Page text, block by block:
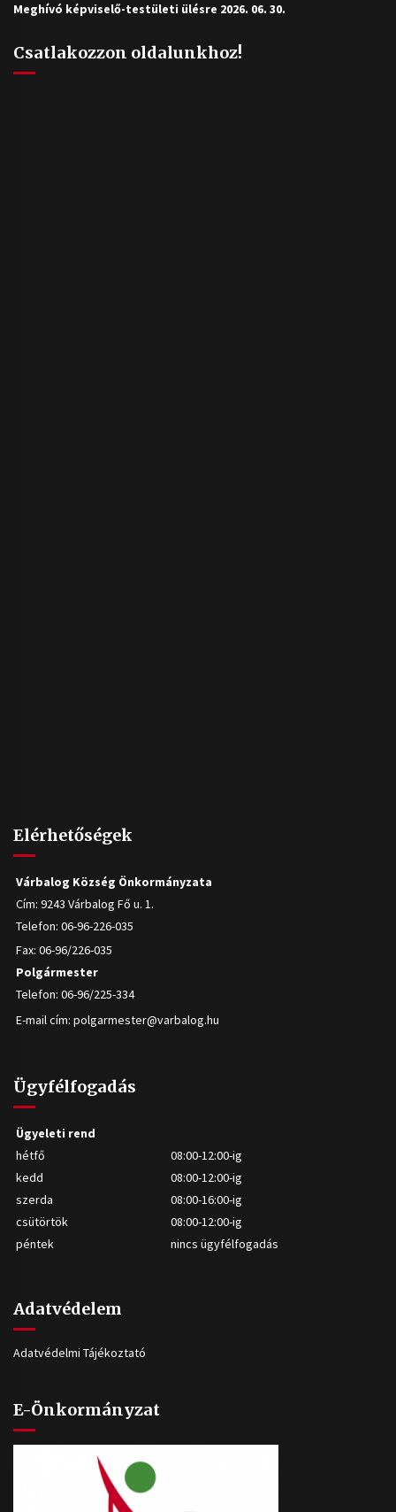
Meghívó képviselő-testületi ülésre 2026. 06. 30.
Csatlakozzon oldalunkhoz!
Elérhetőségek
Várbalog Község Önkormányzata
Cím: 9243 Várbalog Fő u. 1.
Telefon: 06-96-226-035
Fax: 06-96/226-035
Polgármester
Telefon: 06-96/225-334
E-mail cím: polgarmester@varbalog.hu
Ügyfélfogadás
Ügyeleti rend
hétfő
08:00-12:00-ig
kedd
08:00-12:00-ig
szerda
08:00-16:00-ig
csütörtök
08:00-12:00-ig
péntek
nincs ügyfélfogadás
Adatvédelem
Adatvédelmi Tájékoztató
E-Önkormányzat